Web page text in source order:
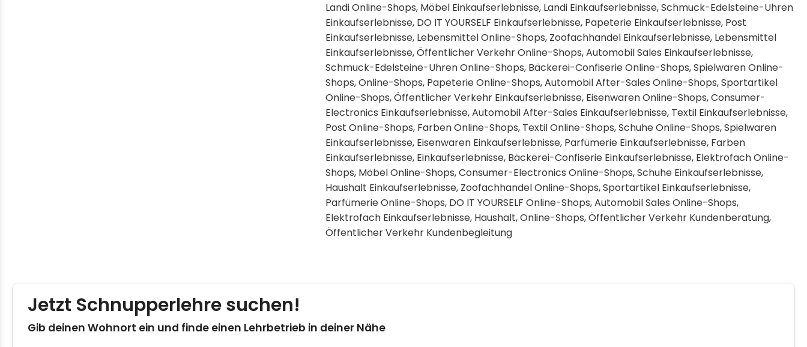
Landi Online-Shops, Möbel Einkaufserlebnisse, Landi Einkaufserlebnisse,Schmuck-Edelsteine-Uhren
Einkaufserlebnisse, DO IT YOURSELF Einkaufserlebnisse, Papeterie Einkaufserlebnisse, Post
Einkaufserlebnisse, Lebensmittel Online-Shops, Zoofachhandel Einkaufserlebnisse, Lebensmittel
Einkaufserlebnisse,Öffentlicher Verkehr Online-Shops,Automobil Sales Einkaufserlebnisse,
Schmuck-Edelsteine-Uhren Online-Shops, Bäckerei-Confiserie Online-Shops,Spielwaren Online-
Shops,Online-Shops, Papeterie Online-Shops,Automobil After-Sales Online-Shops,Sportartikel
Online-Shops,Öffentlicher Verkehr Einkaufserlebnisse, Eisenwaren Online-Shops,Consumer-
Electronics Einkaufserlebnisse,Automobil After-Sales Einkaufserlebnisse, Textil Einkaufserlebnisse,
Post Online-Shops, Farben Online-Shops, Textil Online-Shops,Schuhe Online-Shops,Spielwaren
Einkaufserlebnisse, Eisenwaren Einkaufserlebnisse, Parfümerie Einkaufserlebnisse, Farben
Einkaufserlebnisse, Einkaufserlebnisse, Bäckerei-Confiserie Einkaufserlebnisse, Elektrofach Online-
Shops, Möbel Online-Shops,Consumer-Electronics Online-Shops,Schuhe Einkaufserlebnisse,
Haushalt Einkaufserlebnisse, Zoofachhandel Online-Shops,Sportartikel Einkaufserlebnisse,
Parfümerie Online-Shops, DO IT YOURSELF Online-Shops,Automobil Sales Online-Shops,
Elektrofach Einkaufserlebnisse, Haushalt, Online-Shops,Öffentlicher Verkehr Kundenberatung,
Öffentlicher Verkehr Kundenbegleitung
Gib deinen Wohnort ein und finde einen Lehrbetrieb in deiner Nähe